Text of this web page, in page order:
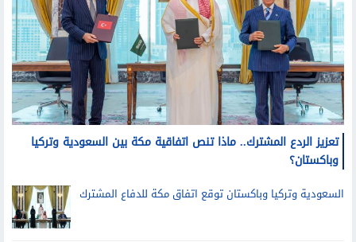
تعزيز الردع المشترك.. ماذا تنص اتفاقية مكة بين السعودية وتركيا
وباكستان؟
السعودية وتركيا وباكستان توقع اتفاق مكة للدفاع المشترك
هجوم أوكراني يشعل حريقا في مركز لوجستي لشركة
وايلدبيريز الروسية